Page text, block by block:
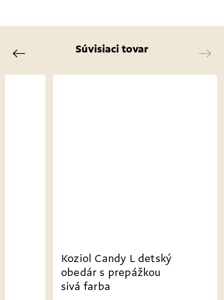
Súvisiaci tovar
Previous
Koziol Candy L detský
obedár s prepážkou
sivá farba
Next